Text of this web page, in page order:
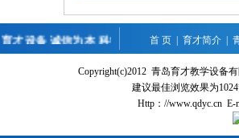
育才设备 诚信为本 科技为先 卓越品质 Welcome
首 页 育才简介
Copyright(c)2012 青岛育才教学设备
建议最佳浏览效果为
Http：//www.qdyc.cn E-